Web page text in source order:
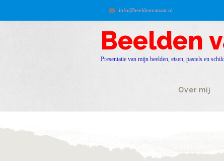
info@beeldenvanaat.nl
Beelden
Presentatie van mijn beelden, etsen, pastels en
Over mij